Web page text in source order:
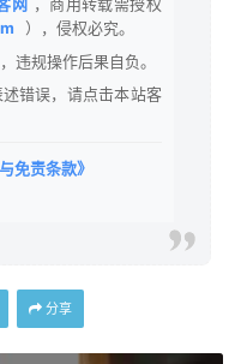
），侵权必究。
违规操作后果自负。
错误，请点击本站客
免责条款》
分享